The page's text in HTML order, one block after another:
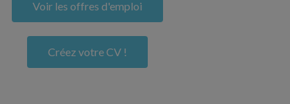
Voir les offres d'emploi
Créez votre CV !